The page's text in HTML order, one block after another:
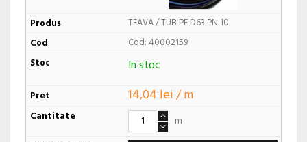
TEAVA / TUB PE D63 PN 10
Cod: 40002159
In stoc
14,04 lei / m
m